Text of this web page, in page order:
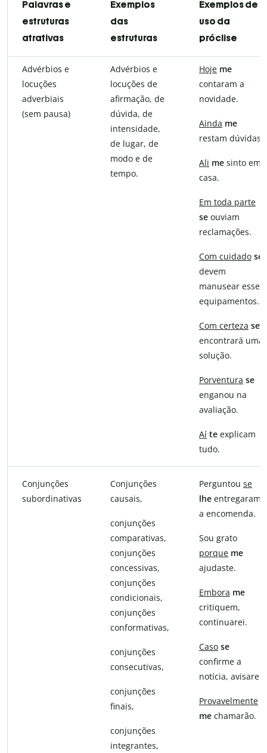
Palavras e
estruturas
atrativas
Exemplos
das
estruturas
Exemplos de
uso da
próclise
Advérbios e
locuções
adverbiais
(sem pausa)
Advérbios e
locuções de
afirmação, de
dúvida, de
intensidade,
de lugar, de
modo e de
tempo.
Hoje me
contaram a
novidade.
Ainda me
restam dúvidas.
Ali me sinto em
casa.
Em toda parte
se ouviam
reclamações.
Com cuidado se
devem
manusear esses
equipamentos.
Com certeza se
encontrará uma
solução.
Porventura se
enganou na
avaliação.
Aí te explicam
tudo.
Conjunções
subordinativas
Conjunções
causais,
conjunções
comparativas,
conjunções
concessivas,
conjunções
condicionais,
conjunções
conformativas,
conjunções
consecutivas,
conjunções
finais,
conjunções
integrantes,
Perguntou se
lhe entregaram
a encomenda.
Sou grato
porque me
ajudaste.
Embora me
critiquem,
continuarei.
Caso se
confirme a
notícia, avisarei.
Provavelmente
me chamarão.